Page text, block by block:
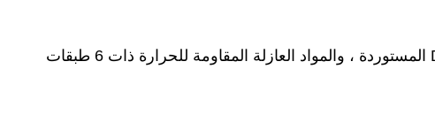
3) تتوافق مادة لوحة الدائرة مع شهادة UL و ROHS ، والشريحة الرئيسية مزودة بوحدة معالجة رقمية DSP 32's المستوردة ، والمواد العازلة المقاومة للحرارة ذات 6 طبقات